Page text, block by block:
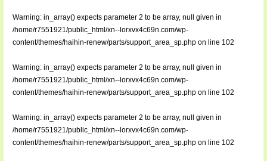
Warning: in_array() expects parameter 2 to be array, null given in
/home/r7551921/public_html/xn--lorxvx4c69n.com/wp-
content/themes/haihin-renew/parts/support_area_sp.phpon line 102
Warning: in_array() expects parameter 2 to be array, null given in
/home/r7551921/public_html/xn--lorxvx4c69n.com/wp-
content/themes/haihin-renew/parts/support_area_sp.phpon line 102
Warning: in_array() expects parameter 2 to be array, null given in
/home/r7551921/public_html/xn--lorxvx4c69n.com/wp-
content/themes/haihin-renew/parts/support_area_sp.phpon line 102